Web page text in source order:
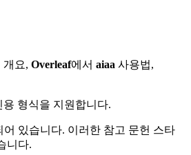
개요, Overleaf에서 aiaa 사용법,
형식을 지원합니다.
있습니다. 이러한 참고 문헌 스타
니다.